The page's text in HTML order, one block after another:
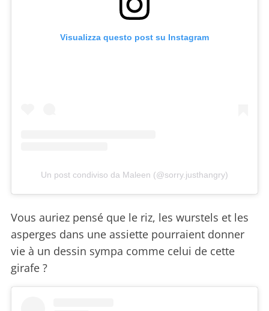
Visualizza questo post su Instagram
Un post condiviso da Maleen (@sorry.justhangry)
Vous auriez pensé que le riz, les wurstels et les
asperges dans une assiette pourraient donner
vie à un dessin sympa comme celui de cette
girafe ?